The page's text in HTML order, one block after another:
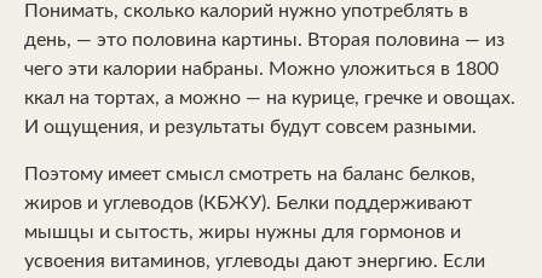
Понимать, сколько калорий нужно употреблять в
день, — это половина картины. Вторая половина — из
чего эти калории набраны. Можно уложиться в 1800
ккал на тортах, а можно — на курице, гречке и овощах.
И ощущения, и результаты будут совсем разными.
Поэтому имеет смысл смотреть на баланс белков,
жиров и углеводов (КБЖУ). Белки поддерживают
мышцы и сытость, жиры нужны для гормонов и
усвоения витаминов, углеводы дают энергию. Если